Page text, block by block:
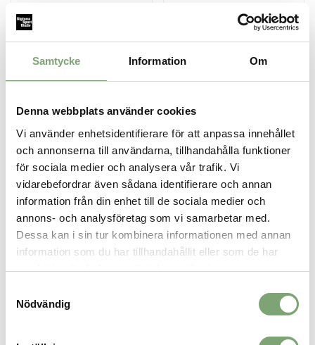
Samtycke Information Om
Denna webbplats använder cookies
Vi använder enhetsidentifierare för att anpassa innehållet
och annonserna till användarna, tillhandahålla funktioner
för sociala medier och analysera vår trafik. Vi
vidarebefordrar även sådana identifierare och annan
information från din enhet till de sociala medier och
annons- och analysföretag som vi samarbetar med.
Dessa kan i sin tur kombinera informationen med annan
information som du har tillhandahållit eller som de har
samlat in när du har använt deras tjänster.
Nödvändig
Puma Solarflash III - Black /
Cool Light Grey
Hummel Powerstrike Pro -
Hummel HB Top Flight Pro -
White
1 649 KR
Hummel HB Top Flight Pro -
Black / Orange
1 649 KR